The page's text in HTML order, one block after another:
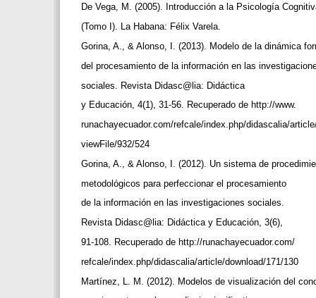
De Vega, M. (2005). Introducción a la Psicología
(Tomo I). La Habana: Félix Varela.
Gorina, A., & Alonso, I. (2013). Modelo de la dinámica
del procesamiento de la información en las
sociales. Revista Didasc@lia: Didáctica
y Educación, 4(1), 31-56. Recuperado de http://www.
runachayecuador.com/refcale/index.php/didascalia/
viewFile/932/524
Gorina, A., & Alonso, I. (2012). Un sistema de
metodológicos para perfeccionar el procesamiento
de la información en las investigaciones sociales.
Revista Didasc@lia: Didáctica y Educación, 3(6),
91-108. Recuperado de http://runachayecuador.com/
refcale/index.php/didascalia/article/download/171/130
Martínez, L. M. (2012). Modelos de visualización del